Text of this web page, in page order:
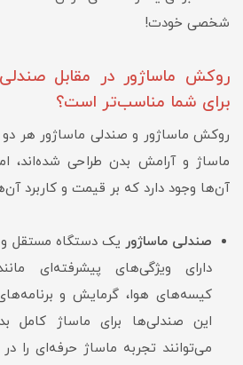
شخصی خودت!
روکش ماساژور در مقابل
برای شما مناسب‌تر است؟
روکش ماساژور و صندلی ماساژور هر دو
ماساژ و آرامش بدن طراحی شده‌اند،
آن‌ها وجود دارد که بر قیمت و کاربرد
صندلی ماساژور یک دستگاه مستقل
دارای ویژگی‌های پیشرفته‌ای
کیسه‌های هوا، گرمایش و
این صندلی‌ها برای ماساژ کامل
می‌توانند تجربه ماساژ حرفه‌ای را